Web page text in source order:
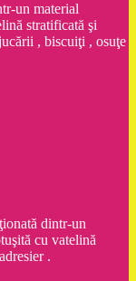
un material
stratificată şi
, biscuiţi , osuţe
dintr-un
cu vatelină
.